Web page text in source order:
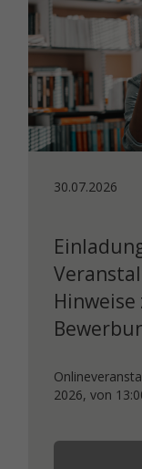
30.07.2026
2026, von